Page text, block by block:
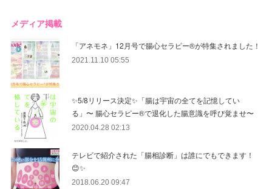
メディア掲載
「アネモネ」12月号で腸心セラピー®︎が特集されました！
2021.11.10 05:55
✨5/8リリース決定✨「腸は宇宙の全てを記憶してい
る」〜 腸心セラピー®︎で退化した腸意識を呼び覚ませ〜
2020.04.28 02:13
テレビで紹介された「腸相診断」は誰にでもできます！
😊✨
2018.06.20 09:47